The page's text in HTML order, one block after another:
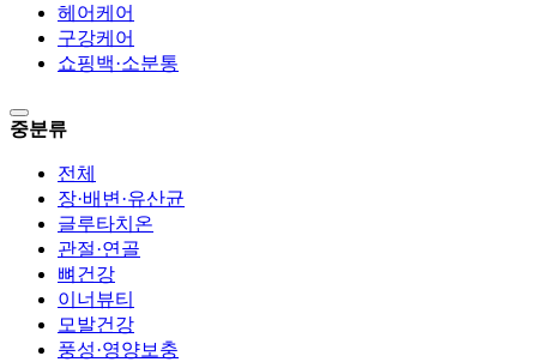
헤어케어
구강케어
쇼핑백·소분통
중분류
전체
장·배변·유산균
글루타치온
관절·연골
뼈건강
이너뷰티
모발건강
풍성·영양보충